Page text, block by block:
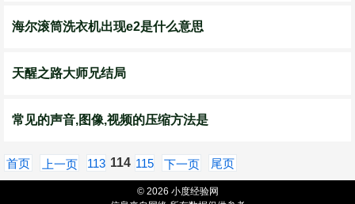
海尔滚筒洗衣机出现e2是什么意思
天醒之路大师兄结局
常见的声音,图像,视频的压缩方法是
首页 上一页 113 114 115 下一页 尾页
© 2026 小度经验网